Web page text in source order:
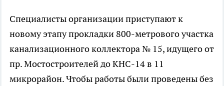
Специалисты организации приступают к
новому этапу прокладки 800-метрового участка
канализационного коллектора № 15, идущего от
пр. Мостостроителей до КНС-14 в 11
микрорайон. Чтобы работы были проведены без